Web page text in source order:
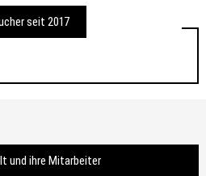
seit 2017
und ihre Mitarbeiter